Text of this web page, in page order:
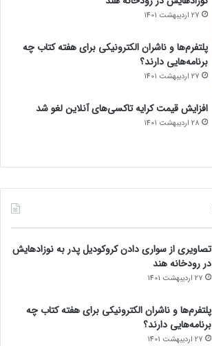
27 اردیبهشت 1401
پلتفرم‌ها و ناشران الکترونیکی برای هفته کتاب چه
برنامه‌هایی دارند؟
27 اردیبهشت 1401
افزایش قیمت کرایه تاکسی‌های آنلاین لغو شد
28 اردیبهشت 1401
تصاویری از سواری دادن کروکودیل پدر به نوزادهایش
در رودخانه هند
27 اردیبهشت 1401
پلتفرم‌ها و ناشران الکترونیکی برای هفته کتاب چه
برنامه‌هایی دارند؟
27 اردیبهشت 1401